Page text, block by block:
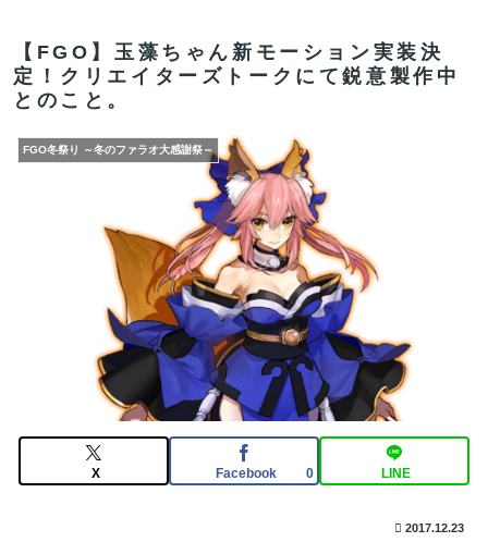
【FGO】セミラミス Fate/GrandOrderのイラスト紹介
3983
全てキャンセルした女逮捕ｗｗｗｗｗｗｗｗ
【FGO】黄金チケット『ますますマンガで分かる！
Fate/rand Order』第466話更新！
【FGO】金時といい勝負。クーフーリン・オルタ強化み
んなの反応まとめ
【疑問】13000円で5レアを確実に数体ゲット出来るの
ならお得ではないか？
【FGO】神に愛された星1バッファー。アマデウス強化
がすごいと話題に
【画像】最新のライザ、まだイケるｗｗｗｗｗ
【FGO】金時といい勝負。クーフーリン・オルタ強化み
【FGO】玉藻ちゃん新モーション実装決
定！クリエイターズトークにて鋭意製作中
とのこと。
FGO冬祭り ～冬のファラオ大感謝祭～
X Facebook 0 LINE
2017.12.23